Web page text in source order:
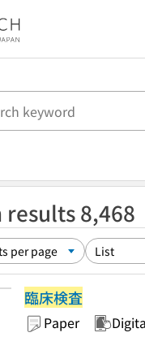
results 8,468
臨床検査
Paper